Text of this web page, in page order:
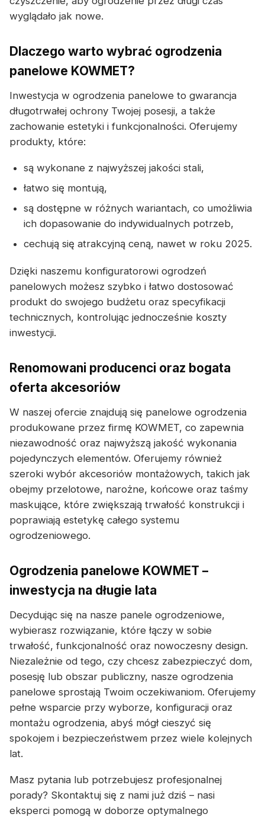
wyglądało jak nowe.
Dlaczego warto wybrać ogrodzenia
panelowe KOWMET?
Inwestycja w ogrodzenia panelowe to gwarancja
długotrwałej ochrony Twojej posesji, a także
zachowanie estetyki i funkcjonalności. Oferujemy
produkty, które:
są wykonane z najwyższej jakości stali,
łatwo się montują,
są dostępne w różnych wariantach, co umożliwia
ich dopasowanie do indywidualnych potrzeb,
cechują się atrakcyjną ceną, nawet w roku 2025.
Dzięki naszemu konfiguratorowi ogrodzeń
panelowych możesz szybko i łatwo dostosować
produkt do swojego budżetu oraz specyfikacji
technicznych, kontrolując jednocześnie koszty
inwestycji.
Renomowani producenci oraz bogata
oferta akcesoriów
W naszej ofercie znajdują się panelowe ogrodzenia
produkowane przez firmę KOWMET, co zapewnia
niezawodność oraz najwyższą jakość wykonania
pojedynczych elementów. Oferujemy również
szeroki wybór akcesoriów montażowych, takich jak
obejmy przelotowe, narożne, końcowe oraz taśmy
maskujące, które zwiększają trwałość konstrukcji i
poprawiają estetykę całego systemu
ogrodzeniowego.
Ogrodzenia panelowe KOWMET –
inwestycja na długie lata
Decydując się na nasze panele ogrodzeniowe,
wybierasz rozwiązanie, które łączy w sobie
trwałość, funkcjonalność oraz nowoczesny design.
Niezależnie od tego, czy chcesz zabezpieczyć dom,
posesję lub obszar publiczny, nasze ogrodzenia
panelowe sprostają Twoim oczekiwaniom. Oferujemy
pełne wsparcie przy wyborze, konfiguracji oraz
montażu ogrodzenia, abyś mógł cieszyć się
spokojem i bezpieczeństwem przez wiele kolejnych
lat.
Masz pytania lub potrzebujesz profesjonalnej
porady? Skontaktuj się z nami już dziś – nasi
eksperci pomogą w doborze optymalnego